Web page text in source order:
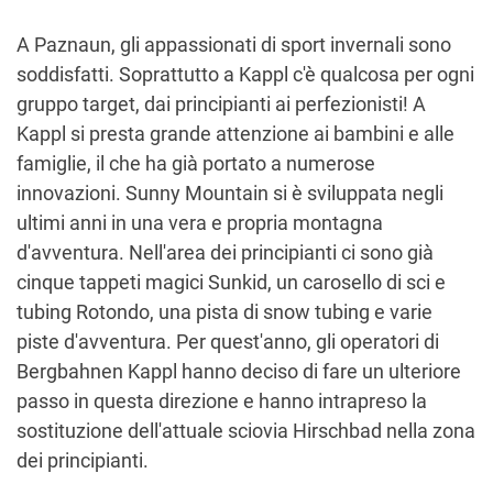
A Paznaun, gli appassionati di sport invernali sono
soddisfatti. Soprattutto a Kappl c'è qualcosa per ogni
gruppo target, dai principianti ai perfezionisti! A
Kappl si presta grande attenzione ai bambini e alle
famiglie, il che ha già portato a numerose
innovazioni. Sunny Mountain si è sviluppata negli
ultimi anni in una vera e propria montagna
d'avventura. Nell'area dei principianti ci sono già
cinque tappeti magici Sunkid, un carosello di sci e
tubing Rotondo, una pista di snow tubing e varie
piste d'avventura. Per quest'anno, gli operatori di
Bergbahnen Kappl hanno deciso di fare un ulteriore
passo in questa direzione e hanno intrapreso la
sostituzione dell'attuale sciovia Hirschbad nella zona
dei principianti.